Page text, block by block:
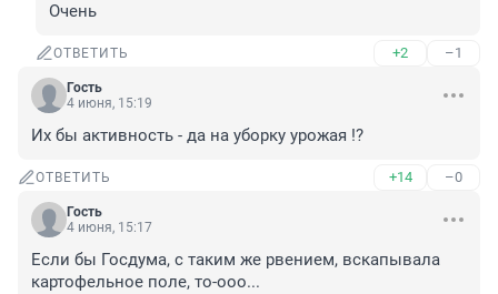
Очень
ОТВЕТИТЬ +2 –1
Гость
4 июня, 15:19
Их бы активность - да на уборку урожая !?
ОТВЕТИТЬ +14 –0
Гость
4 июня, 15:17
Если бы Госдума, с таким же рвением, вскапывала
картофельное поле, то-ооо...